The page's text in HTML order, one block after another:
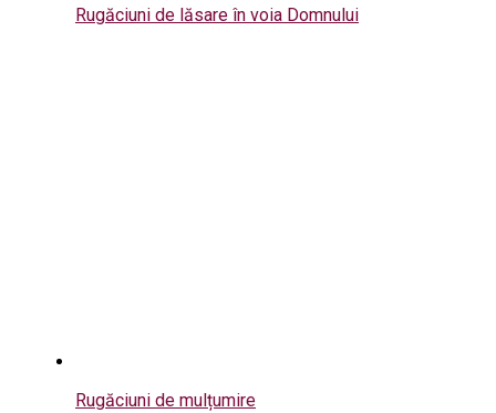
Rugăciuni de lăsare în voia Domnului
Rugăciuni de mulțumire